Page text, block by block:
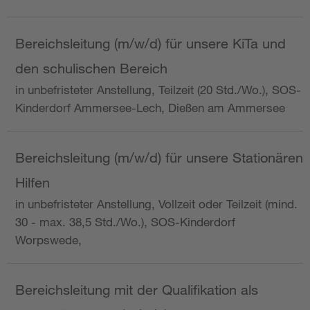
Bereichsleitung (m/w/d) für unsere KiTa und
den schulischen Bereich
in unbefristeter Anstellung, Teilzeit (20 Std./Wo.), SOS-
Kinderdorf Ammersee-Lech, Dießen am Ammersee
Bereichsleitung (m/w/d) für unsere Stationären
Hilfen
in unbefristeter Anstellung, Vollzeit oder Teilzeit (mind.
30 - max. 38,5 Std./Wo.), SOS-Kinderdorf
Worpswede,
Bereichsleitung mit der Qualifikation als